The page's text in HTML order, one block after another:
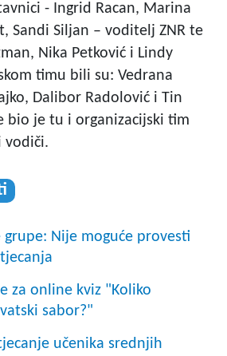
- Ingrid Racan, Marina
Sandi Siljan – voditelj ZNR te
Nika Petković i Lindy
timu bili su: Vedrana
Dalibor Radolović i Tin
bio je tu i organizacijski tim
vodiči.
grupe: Nije moguće provesti
za online kviz "Koliko
sabor?"
učenika srednjih